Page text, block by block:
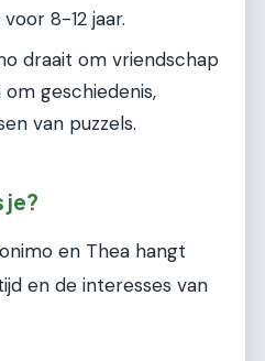
8-12 jaar.
draait om vriendschap
geschiedenis,
van puzzels.
je?
en Thea hangt
en de interesses van